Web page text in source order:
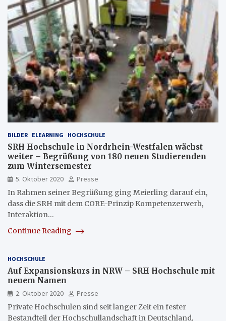
BILDER ELEARNING HOCHSCHULE
SRH Hochschule in Nordrhein-Westfalen wächst
weiter – Begrüßung von 180 neuen Studierenden
zum Wintersemester
5. Oktober 2020
Presse
In Rahmen seiner Begrüßung ging Meierling darauf ein,
dass die SRH mit dem CORE-Prinzip Kompetenzerwerb,
Interaktion…
Continue Reading
HOCHSCHULE
Auf Expansionskurs in NRW – SRH Hochschule mit
neuem Namen
2. Oktober 2020
Presse
Private Hochschulen sind seit langer Zeit ein fester
Bestandteil der Hochschullandschaft in Deutschland,